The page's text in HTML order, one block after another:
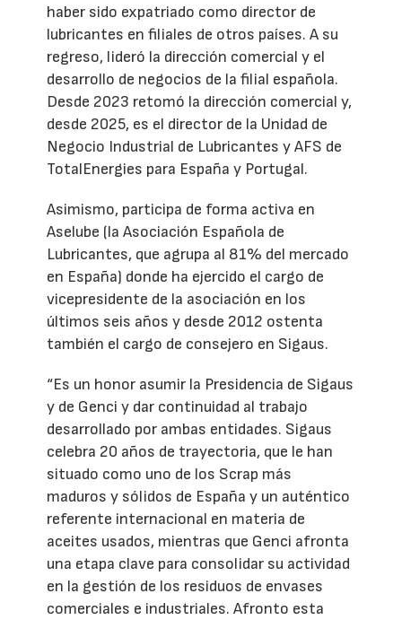
haber sido expatriado como director de
lubricantes en filiales de otros países. A su
regreso, lideró la dirección comercial y el
desarrollo de negocios de la filial española.
Desde 2023 retomó la dirección comercial y,
desde 2025, es el director de la Unidad de
Negocio Industrial de Lubricantes y AFS de
TotalEnergies para España y Portugal.
Asimismo, participa de forma activa en
Aselube (la Asociación Española de
Lubricantes, que agrupa al 81% del mercado
en España) donde ha ejercido el cargo de
vicepresidente de la asociación en los
últimos seis años y desde 2012 ostenta
también el cargo de consejero en Sigaus.
“Es un honor asumir la Presidencia de Sigaus
y de Genci y dar continuidad al trabajo
desarrollado por ambas entidades. Sigaus
celebra 20 años de trayectoria, que le han
situado como uno de los Scrap más
maduros y sólidos de España y un auténtico
referente internacional en materia de
aceites usados, mientras que Genci afronta
una etapa clave para consolidar su actividad
en la gestión de los residuos de envases
comerciales e industriales. Afronto esta